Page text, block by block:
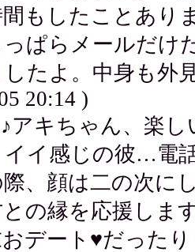
もしたことあり
っぱらメールだ
したよ。中身も外
20:14 )
アキちゃん、楽
イイ感じの彼…電
際、顔は二の次に
の縁を応援しま
デート♥だった